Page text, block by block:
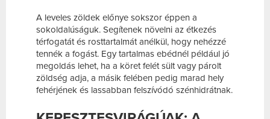
A leveles zöldek előnye sokszor éppen a
sokoldalúságuk. Segítenek növelni az étkezés
térfogatát és rosttartalmát anélkül, hogy nehézzé
tennék a fogást. Egy tartalmas ebédnél például jó
megoldás lehet, ha a köret felét sült vagy párolt
zöldség adja, a másik felében pedig marad hely
fehérjének és lassabban felszívódó szénhidrátnak.